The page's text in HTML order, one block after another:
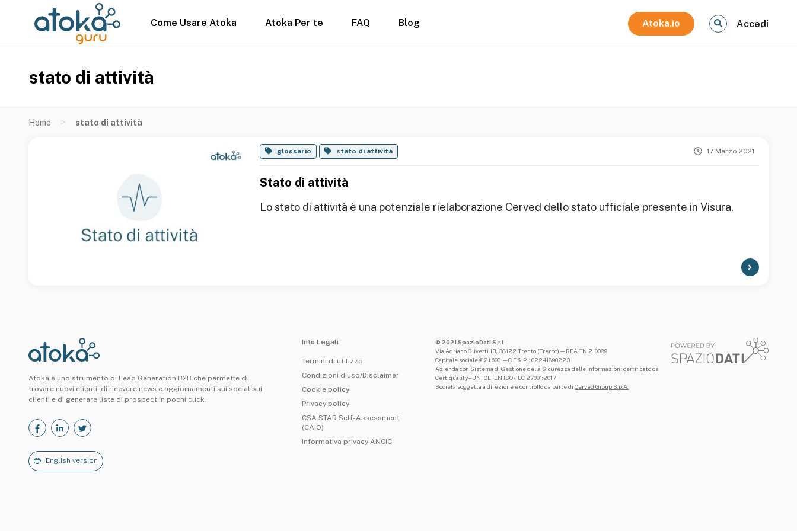
Come Usare Atoka Atoka Per te FAQ Blog Atoka.io Accedi
stato di attività
Home > stato di attività
glossario stato di attività 17 Marzo 2021
Stato di attività
Lo stato di attività è una potenziale rielaborazione Cerved dello stato ufficiale presente in Visura.
Atoka è uno strumento di Lead Generation B2B che permette di
trovare nuovi clienti, di ricevere news e aggiornamenti sui social sui
clienti e di generare liste di prospect in pochi click.
English version
Info Legali
Termini di utilizzo
Condizioni d’uso/Disclaimer
Cookie policy
Privacy policy
CSA STAR Self-Assessment
(CAIQ)
Informativa privacy ANCIC
© 2021 SpazioDati S.r.l
Via Adriano Olivetti 13, 38122 Trento (Trento) — REA TN 210089
Capitale sociale € 21.600 —C.F & P.I: 02241890223
Azienda con Sistema di Gestione della Sicurezza delle Informazioni certificato da
Certiquality – UNI CEI EN ISO/IEC 27001:2017
Società soggetta a direzione e controllo da parte diCerved Group S.p.A.